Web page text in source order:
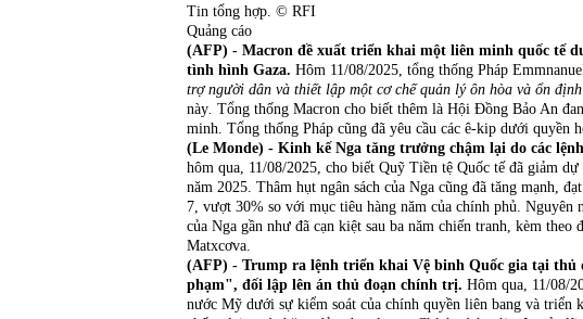
Tin tổng hợp. © RFI
Quảng cáo
(AFP) - Macron đề xuất triển khai một liên minh quốc tế
tình hình Gaza. Hôm 11/08/2025, tổng thống Pháp
trợ người dân và thiết lập một cơ chế quản lý ôn hòa và ổn
này. Tổng thống Macron cho biết thêm là Hội Đồng Bảo An
minh. Tổng thống Pháp cũng đã yêu cầu các ê-kip dưới quyền
(Le Monde) - Kinh kế Nga tăng trưởng chậm lại do các
hôm qua, 11/08/2025, cho biết Quỹ Tiền tệ Quốc tế đã giảm
năm 2025. Thâm hụt ngân sách của Nga cũng đã tăng mạnh,
7, vượt 30% so với mục tiêu hàng năm của chính phủ.
của Nga gần như đã cạn kiệt sau ba năm chiến tranh, kèm
Matxcơva.
(AFP) - Trump ra lệnh triển khai Vệ binh Quốc gia tại thủ
phạm", đối lập lên án thủ đoạn chính trị. Hôm qua, 11/08/
nước Mỹ dưới sự kiểm soát của chính quyền liên bang và